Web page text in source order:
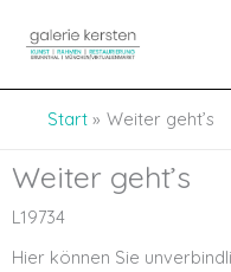
springen
Inhalt
Start Weiter geht’s
Weiter geht’s
L19734
Hier können Sie